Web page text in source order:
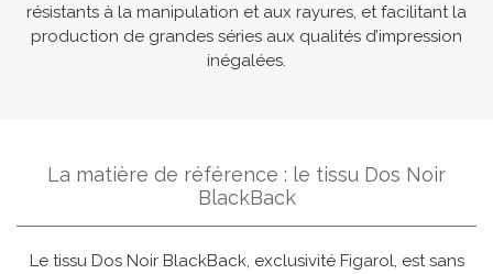
résistants à la manipulation et aux rayures, et facilitant la
production de grandes séries aux qualités d’impression
inégalées.
La matière de référence : le tissu Dos Noir
BlackBack
Le tissu Dos Noir BlackBack, exclusivité Figarol, est sans